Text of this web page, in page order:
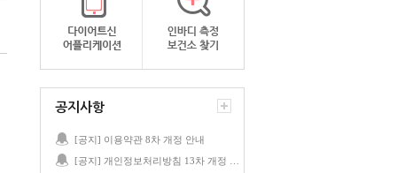
공지사항
[공지] 이용약관 8차 개정 안내